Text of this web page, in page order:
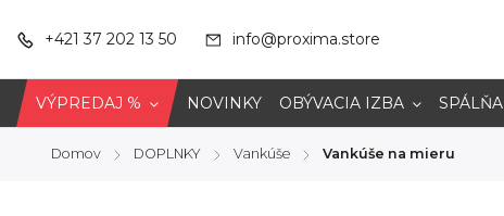
+421 37 202 13 50 info@proxima.store
VÝPREDAJ % NOVINKY OBÝVACIA IZBA SPÁLŇA
Domov / DOPLNKY / Vankúše / Vankúše na mieru